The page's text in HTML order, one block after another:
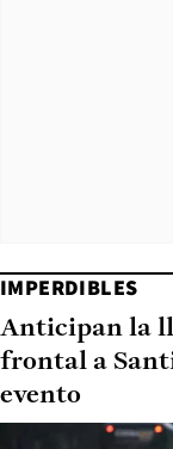
IMPERDIBLES
Anticipan la
frontal a
evento